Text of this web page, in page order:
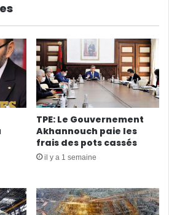
TPE: Le Gouvernement
Akhannouch paie les
frais des pots cassés
il y a 1 semaine